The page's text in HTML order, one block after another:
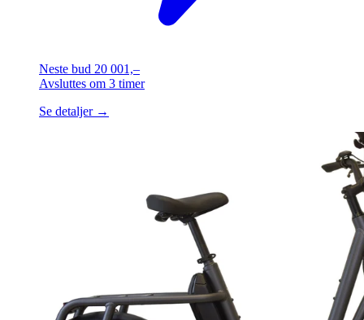
Neste bud 20 001,–
Avsluttes om 3 timer
Se detaljer →